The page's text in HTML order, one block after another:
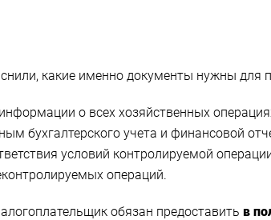
какие именно документы нужны для
о всех хозяйственных
бухгалтерского учета и финансовой
условий контролируемой
операций.
обязан предоставить в